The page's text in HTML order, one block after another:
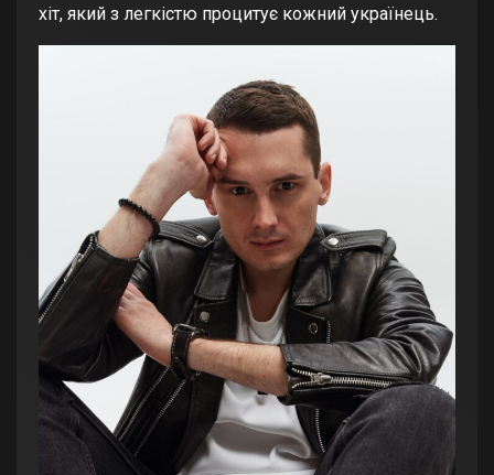
хіт, який з легкістю процитує кожний українець.